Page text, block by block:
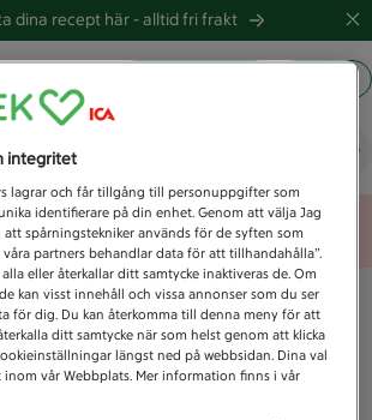
dina recept här -alltid fri frakt
du efter idag?
Unknown error
integritet
lagrar och får tillgång till personuppgifter som
identifierare på din enhet. Genom att välja Jag
spårningstekniker används för de syften som
våra partners behandlar data för att tillhandahålla”.
eller återkallar ditt samtycke inaktiveras de. Om
kan visst innehåll och vissa annonser som du ser
för dig. Du kan återkomma till denna meny för att
ditt samtycke när som helst genom att klicka
längst ned på webbsidan. Dina val
inom vår Webbplats. Mer information finns i vår